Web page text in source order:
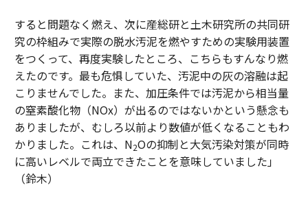
すると問題なく燃え、次に産総研と土木研究所の共同研
究の枠組みで実際の脱水汚泥を燃やすための実験用装置
をつくって、再度実験したところ、こちらもすんなり燃
えたのです。最も危惧していた、汚泥中の灰の溶融は起
こりませんでした。また、加圧条件では汚泥から相当量
の窒素酸化物（NOx）が出るのではないかという懸念も
ありましたが、むしろ以前より数値が低くなることもわ
かりました。これは、N2Oの抑制と大気汚染対策が同時
に高いレベルで両立できたことを意味していました」
（鈴木）